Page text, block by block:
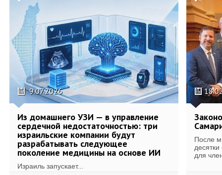
9.07.2026
Из домашнего УЗИ — в управление
сердечной недостаточностью: три
израильские компании будут
разрабатывать следующее
поколение медицины на основе ИИ
Израиль запускает...
После
для